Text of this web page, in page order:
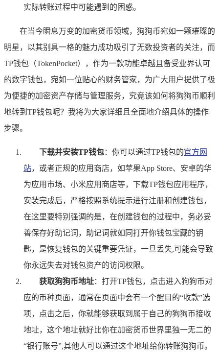
实际转账过程中可能遇到的困惑。
在当今瞬息万变的加密货币领域，狗狗币宛如一颗璀璨的
明星，以其别具一格的魅力成功吸引了无数投资者的关注，而
TP钱包（TokenPocket），作为一款功能卓越且备受业界认可
的数字钱包，宛如一位贴心的财务管家，为广大用户提供了极
为便捷的加密资产存储与管理服务，究竟该如何将狗狗币顺利
地转到TP钱包呢？我将为大家详细且全面地介绍具体的操作
步骤。
下载并安装TP钱包：你可以通过TP钱包的官方网
站，或者正规的应用商店，如苹果App Store、安卓的华
为应用市场、小米应用商店等，下载TP钱包应用程序，
安装完成后，严格按照系统提示进行注册和创建钱包，
在这里要特别强调的是，在创建钱包的过程中，务必妥
善保存好助记词，助记词就如同打开你钱包宝藏的钥
匙，是恢复钱包的关键重要凭证，一旦丢失,可能会导致
你永远失去对钱包资产的访问权限。
获取狗狗币地址：打开TP钱包，点击进入狗狗币对
应的币种页面，通常在页面中会有一个醒目的“收款”选
项，点击之后，你就能够获取到属于自己的狗狗币接收
地址，这个地址就好比你在加密货币世界里独一无二的
“银行账号”,其他人可以通过这个地址给你转账狗狗币。